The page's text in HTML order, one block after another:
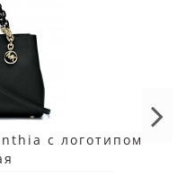
с логотипом